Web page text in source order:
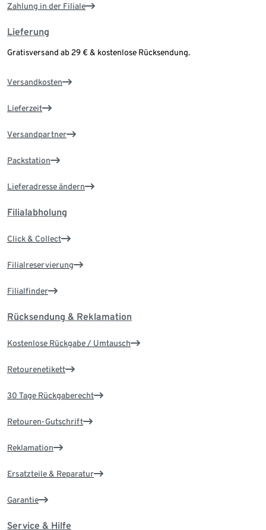
Zahlung in der Filiale
Lieferung
Gratisversand ab 29 € & kostenlose Rücksendung.
Versandkosten
Lieferzeit
Versandpartner
Packstation
Lieferadresse ändern
Filialabholung
Click & Collect
Filialreservierung
Filialfinder
Rücksendung & Reklamation
Kostenlose Rückgabe / Umtausch
Retourenetikett
30 Tage Rückgaberecht
Retouren-Gutschrift
Reklamation
Ersatzteile & Reparatur
Garantie
Service & Hilfe